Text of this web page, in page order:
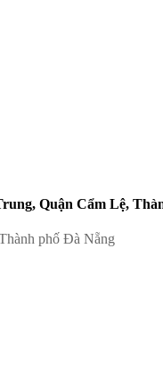
Quận Cẩm Lệ,
phố Đà Nẵng